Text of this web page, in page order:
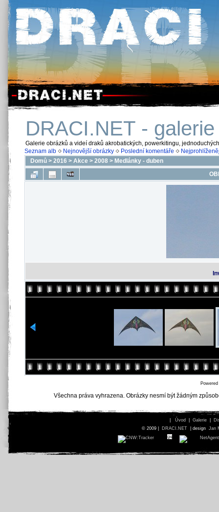
DRACI.NET - galerie
Galerie obrázků a videí draků akrobatických, powerkitingu,
Seznam alb
Nejnovější obrázky Poslední komentáře
Domů > 2016 > Akce > 2008 > Medlánky - duben
Všechna práva vyhrazena. Obrázky nesmí být žádným
Úvod Galerie
© 2009 |
DRACI.NET | design Jan